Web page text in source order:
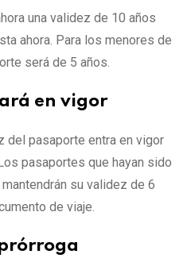
una validez de 10 años
ahora. Para los menores de
será de 5 años.
en vigor
del pasaporte entra en vigor
pasaportes que hayan sido
su validez de 6
de viaje.